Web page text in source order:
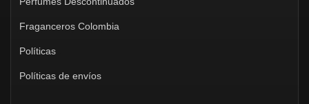
Fraganceros Colombia
Políticas
Políticas de envíos